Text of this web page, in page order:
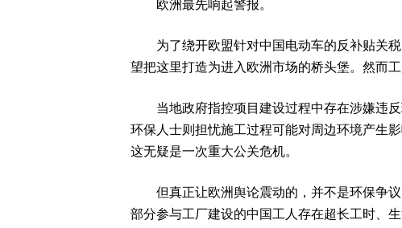
欧洲最先响起警报。
为了绕开欧盟针对中国电动车的反补贴关税
望把这里打造为进入欧洲市场的桥头堡。然而
当地政府指控项目建设过程中存在涉嫌违反
环保人士则担忧施工过程可能对周边环境产生
这无疑是一次重大公关危机。
但真正让欧洲舆论震动的，并不是环保争议
部分参与工厂建设的中国工人存在超长工时、